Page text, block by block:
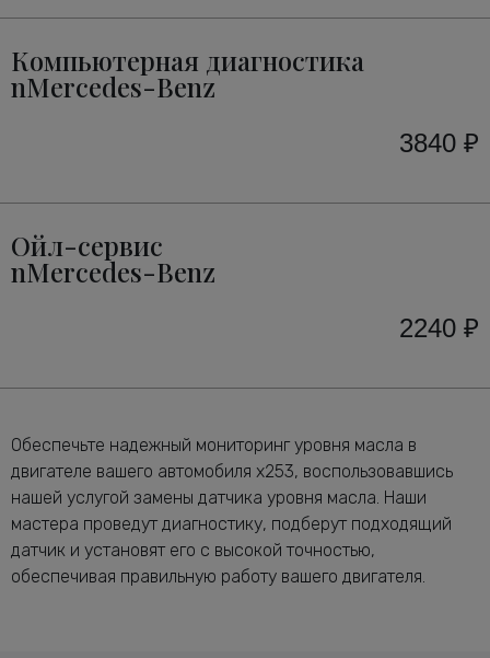
Компьютерная диагностика
nMercedes-Benz
3840 ₽
Ойл-сервис
nMercedes-Benz
2240 ₽
Обеспечьте надежный мониторинг уровня масла в
двигателе вашего автомобиля x253, воспользовавшись
нашей услугой замены датчика уровня масла. Наши
мастера проведут диагностику, подберут подходящий
датчик и установят его с высокой точностью,
обеспечивая правильную работу вашего двигателя.